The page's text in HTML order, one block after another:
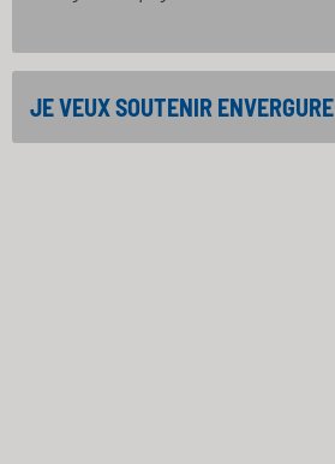
JE VEUX SOUTENIR ENVERGURE